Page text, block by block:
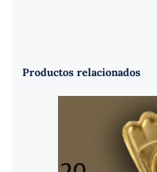
Productos relacionados